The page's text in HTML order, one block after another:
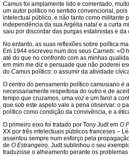
Camus foi amplamente lido e comentado,
um autor político no sentido convencional,
intelectual público, e não tanto como militante
independência da sua Argélia natal e a curta
saiu por discordar das purgas estalinistas e
No entanto, as suas reflexões sobre política
Em 1944 escreveu num dos seus Carnets: «O
até do que no confronto com as minhas
em mim me diz e persuade que não poderei
do Camus político: o assumir da atividade
O centro do pensamento político camusiano é
necessariamente respeitosa do outro e de
tempo que cruzamos, uma voz e um farol a
que sob este aspeto vale a pena observar: o
político como condição da convivência, e a
O primeiro eixo foi tratado por Tony Judt em O
XX por três intelectuais públicos franceses –
assentou sempre num esforço pela
de O Estrangeiro, Judt sublinhou o seu
traduzisse o alheamento perante os